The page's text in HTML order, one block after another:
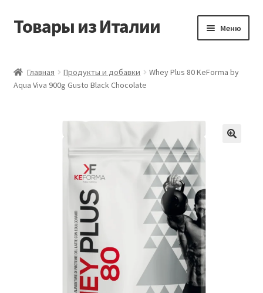
Перейти
Перейти
Товары из Италии Меню
Виды доставки
Оставить отзыв
Оформление заказа
Главная Продукты и добавки
Whey Plus 80 KeForma by
Aqua Viva 900g Gusto Black Chocolate